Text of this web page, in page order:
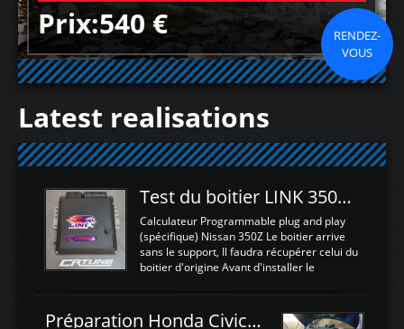
Prix:540 €
RENDEZ-
VOUS
Latest realisations
Test du boitier LINK 350Z Plugin ECU
Calculateur Programmable plug and play
(spécifique) Nissan 350Z Le boitier arrive
sans le support, Il faudra récupérer celui du
boitier d'origine Avant d'installer le
d'envoyer l'information de la large bande
Préparation Honda Civic Type R FK2